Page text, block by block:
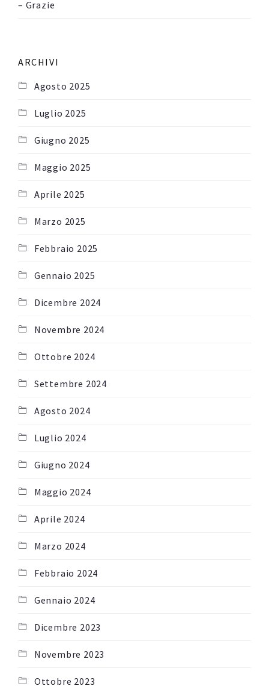
– Grazie
ARCHIVI
Agosto 2025
Luglio 2025
Giugno 2025
Maggio 2025
Aprile 2025
Marzo 2025
Febbraio 2025
Gennaio 2025
Dicembre 2024
Novembre 2024
Ottobre 2024
Settembre 2024
Agosto 2024
Luglio 2024
Giugno 2024
Maggio 2024
Aprile 2024
Marzo 2024
Febbraio 2024
Gennaio 2024
Dicembre 2023
Novembre 2023
Ottobre 2023